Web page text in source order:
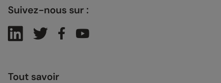
Suivez-nous sur :
Tout savoir